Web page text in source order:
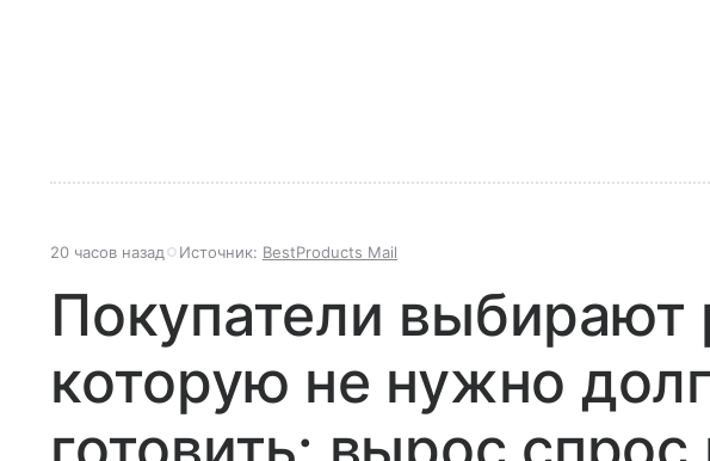
20 часов назад Источник: BestProducts Mail
Покупатели выбирают
которую не нужно